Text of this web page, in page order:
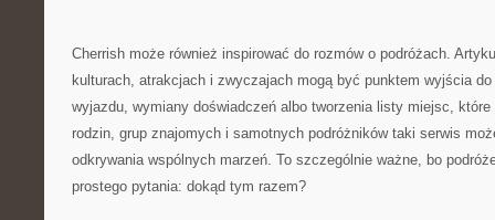
Cherrish może również inspirować do rozmów o podróżach.
kulturach, atrakcjach i zwyczajach mogą być punktem wyjścia do
wyjazdu, wymiany doświadczeń albo tworzenia listy miejsc,
rodzin, grup znajomych i samotnych podróżników taki serwis
odkrywania wspólnych marzeń. To szczególnie ważne, bo
prostego pytania: dokąd tym razem?